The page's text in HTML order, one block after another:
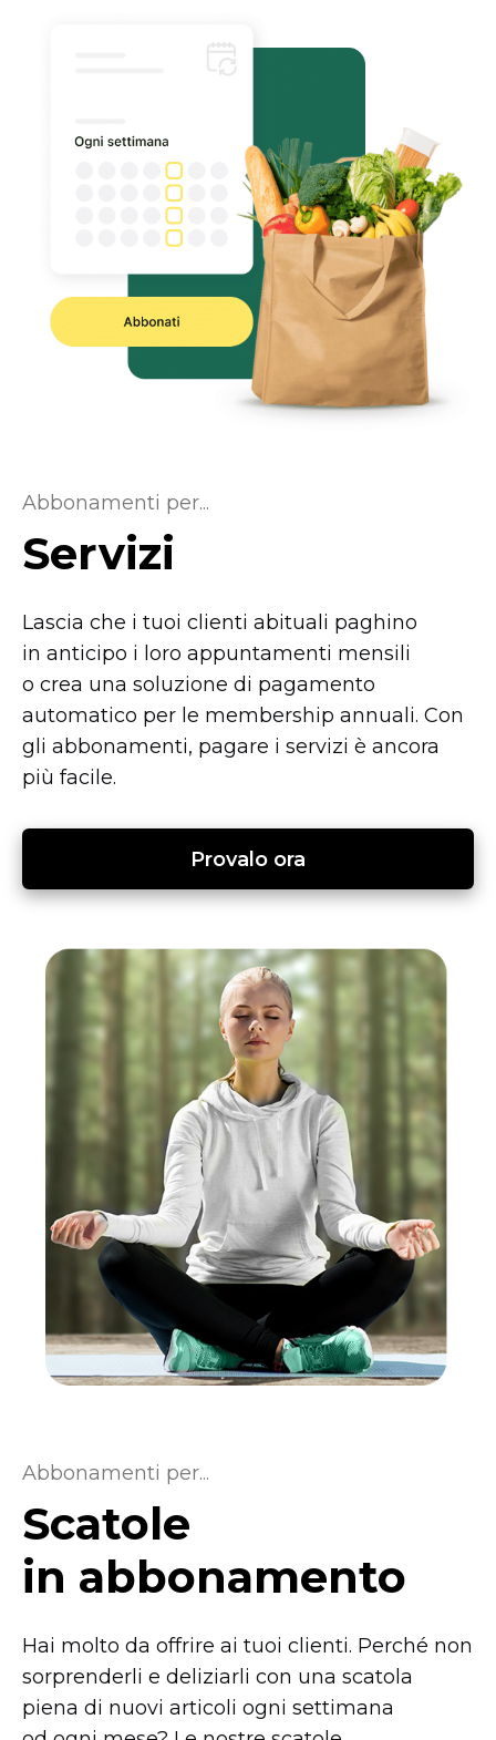
Abbonamenti per...
Servizi
Lascia che i tuoi clienti abituali paghino
in anticipo i loro appuntamenti mensili
o crea una soluzione di pagamento
automatico per le membership annuali. Con
gli abbonamenti, pagare i servizi è ancora
più facile.
Provalo ora
Abbonamenti per...
Scatole
in abbonamento
Hai molto da offrire ai tuoi clienti. Perché non
sorprenderli e deliziarli con una scatola
piena di nuovi articoli ogni settimana